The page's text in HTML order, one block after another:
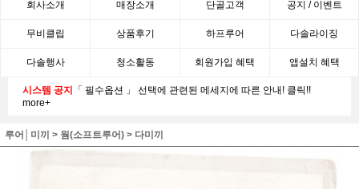
회사소개 매장소개 단골고객 공지 / 이벤트
무비클립 상품후기 하프루어 다솔라이징
다솔행사 청소활동 회원가입 혜택 앱설치 혜택
시스템 공지 「 필수옵션 」 선택에 관련된 메세지에 따른 안내! 클릭!!
more+
루어│미끼 > 웜(소프트루어) > 다미끼